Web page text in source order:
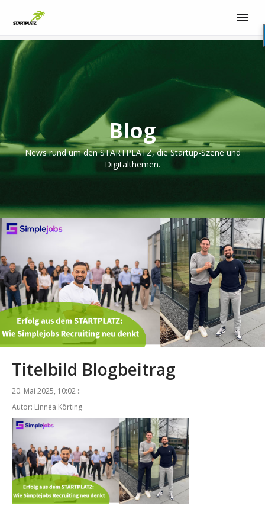
Blog
News rund um den STARTPLATZ, die Startup-Szene und
Digitalthemen.
Titelbild Blogbeitrag
20. Mai 2025, 10:02 ::
Autor: Linnéa Körting